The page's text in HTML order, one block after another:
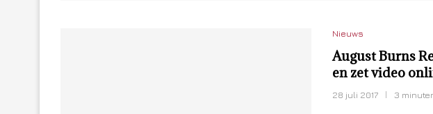
Nieuws
August Burns
en zet video
28 juli 2017 3